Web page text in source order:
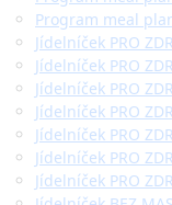
Program meal
Jídelníček PRO
Jídelníček PRO
Jídelníček PRO
Jídelníček PRO
Jídelníček PRO
Jídelníček PRO
Jídelníček PRO